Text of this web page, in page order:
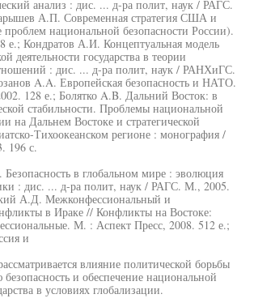
анализ : дис. ... д-ра полит, наук / РАГС.
А.П. Современная стратегия США и
национальной безопасности России).
Кондратов А.И. Концептуальная модель
деятельности государства в теории
: дис. ... д-ра полит, наук / РАНХиГС.
A.A. Европейская безопасность и НАТО.
128 е.; Болятко A.B. Дальний Восток: в
стабильности. Проблемы национальной
на Дальнем Востоке и стратегической
Тихоокеанском регионе : монография /
196 с.
в глобальном мире : эволюция
: дис. ... д-ра полит, наук / РАГС. М., 2005.
А.Д. Межконфессиональный и
в Ираке // Конфликты на Востоке:
М. : Аспект Пресс, 2008. 512 е.;
и
влияние политической борьбы
и обеспечение национальной
в условиях глобализации.